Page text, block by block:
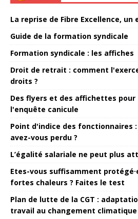
La reprise de Fibre Excellence, un
Guide de la formation syndicale
Formation syndicale : les affiches
Droit de retrait : comment
droits ?
Des flyers et des affichettes
l'enquête canicule
Point d'indice des fonctionnaires
avez-vous perdu ?
L’égalité salariale ne peut plus
Etes-vous suffisamment
fortes chaleurs ? Faites le test
Plan de lutte de la CGT :
travail au changement climatique